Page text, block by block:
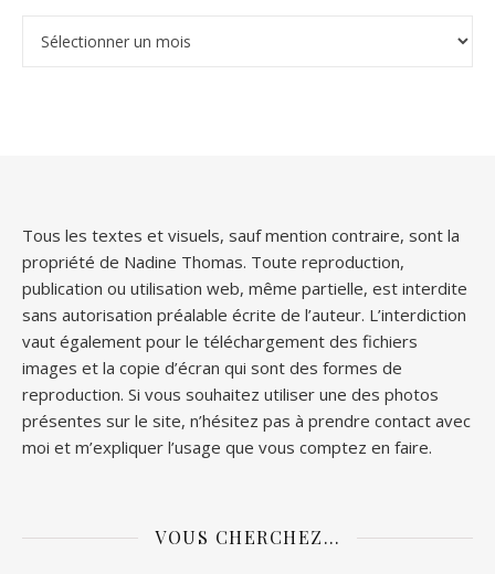
Tous les textes et visuels, sauf mention contraire, sont la
propriété de Nadine Thomas. Toute reproduction,
publication ou utilisation web, même partielle, est interdite
sans autorisation préalable écrite de l’auteur. L’interdiction
vaut également pour le téléchargement des fichiers
images et la copie d’écran qui sont des formes de
reproduction. Si vous souhaitez utiliser une des photos
présentes sur le site, n’hésitez pas à prendre contact avec
moi et m’expliquer l’usage que vous comptez en faire.
VOUS CHERCHEZ…